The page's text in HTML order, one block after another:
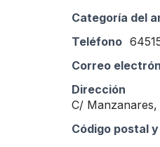
Categoría del
Teléfono
Correo
Dirección
C/ Manzanares,
Código postal